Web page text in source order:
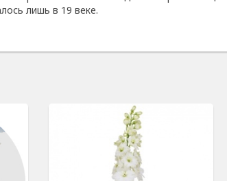
лишь в 19 веке.